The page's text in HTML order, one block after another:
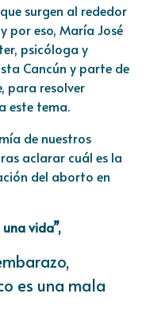
surgen al rededor
por eso, María José
psicóloga y
Cancún y parte de
para resolver
este tema.
de nuestros
aclarar cuál es la
del aborto en
vida”,
es una mala